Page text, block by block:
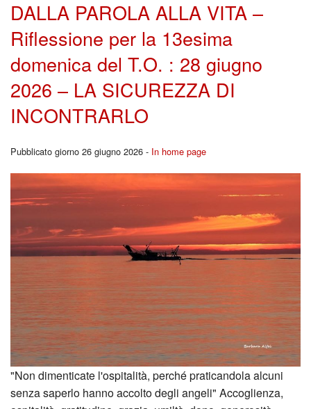
DALLA PAROLA ALLA VITA –
Riflessione per la 13esima
domenica del T.O. : 28 giugno
2026 – LA SICUREZZA DI
INCONTRARLO
Pubblicato giorno 26 giugno 2026 - In home page
"Non dimenticate l'ospitalità, perché praticandola alcuni
senza saperlo hanno accolto degli angeli" Accoglienza,